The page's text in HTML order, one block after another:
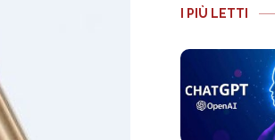
I PIÙ LETTI